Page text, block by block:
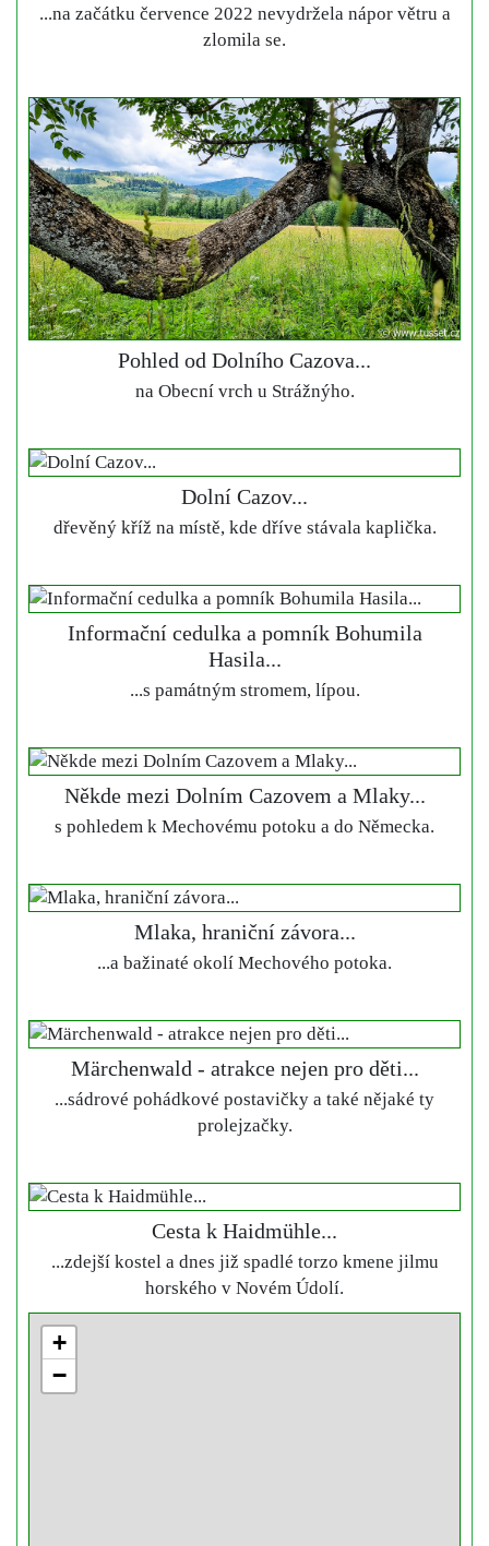
...na začátku července 2022 nevydržela nápor větru a
zlomila se.
Pohled od Dolního Cazova...
na Obecní vrch u Strážnýho.
Dolní Cazov...
dřevěný kříž na místě, kde dříve stávala kaplička.
Informační cedulka a pomník Bohumila
Hasila...
...s památným stromem, lípou.
Někde mezi Dolním Cazovem a Mlaky...
s pohledem k Mechovému potoku a do Německa.
Mlaka, hraniční závora...
...a bažinaté okolí Mechového potoka.
Märchenwald - atrakce nejen pro děti...
...sádrové pohádkové postavičky a také nějaké ty
prolejzačky.
Cesta k Haidmühle...
...zdejší kostel a dnes již spadlé torzo kmene jilmu
horského v Novém Údolí.
+
−